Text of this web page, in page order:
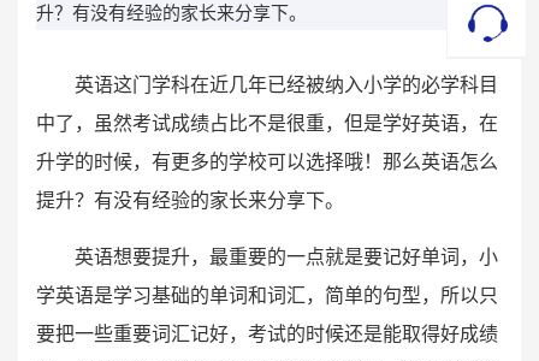
升？有没有经验的家长来分享下。
英语这门学科在近几年已经被纳入小学的必学科目
中了，虽然考试成绩占比不是很重，但是学好英语，在
升学的时候，有更多的学校可以选择哦！那么英语怎么
提升？有没有经验的家长来分享下。
英语想要提升，最重要的一点就是要记好单词，小
学英语是学习基础的单词和词汇，简单的句型，所以只
要把一些重要词汇记好，考试的时候还是能取得好成绩